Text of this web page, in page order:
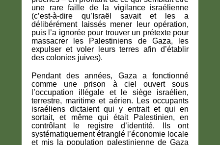
une rare faille de la vigilance israélienne
(c’est-à-dire qu’Israël savait et les a
délibérément laissés mener leur opération,
puis l’a ignorée pour trouver un prétexte pour
massacrer les Palestiniens de Gaza, les
expulser et voler leurs terres afin d’établir
des colonies juives).
Pendant des années, Gaza a fonctionné
comme une prison à ciel ouvert sous
l’occupation illégale et le siège israélien,
terrestre, maritime et aérien. Les occupants
israéliens dictaient qui y entrait et qui en
sortait, et même qui était Palestinien, en
contrôlant le registre d’identité. Ils ont
systématiquement étranglé l’économie locale
et mis la population palestinienne de Gaza